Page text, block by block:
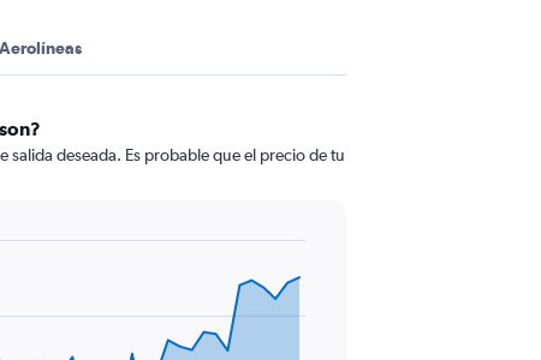
Aerolíneas
salida deseada. Es probable que el precio de tu